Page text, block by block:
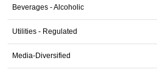
Beverages - Alcoholic
Utilities - Regulated
Media-Diversified